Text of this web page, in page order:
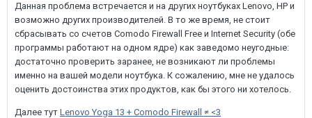
Данная проблема встречается и на других ноутбуках Lenovo, HP и
возможно других производителей. В то же время, не стоит
сбрасывать со счетов Comodo Firewall Free и Internet Security (обе
программы работают на одном ядре) как заведомо неугодные:
достаточно проверить заранее, не возникают ли проблемы
именно на вашей модели ноутбука. К сожалению, мне не удалось
оценить достоинства этих продуктов, как бы этого ни хотелось.
Далее тут Lenovo Yoga 13 + Comodo Firewall ≠ <3